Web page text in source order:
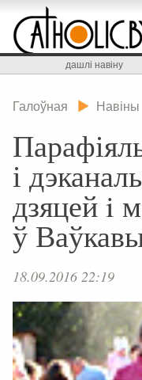
дашлі навіну
Галоўная Навіны
і
дзяцей i
ў
18.09.2016 22:19